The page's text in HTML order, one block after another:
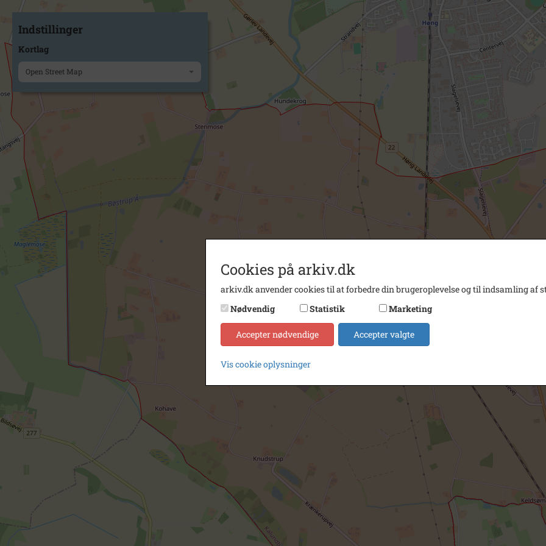
Indstillinger
Kortlag
Open Street Map
Cookies på arkiv.dk
arkiv.dk anvender cookies til at forbedre din brugeroplevelse og til indsamling af
Nødvendig
Statistik Marketing
Accepter nødvendige Accepter valgte
Vis cookie oplysninger